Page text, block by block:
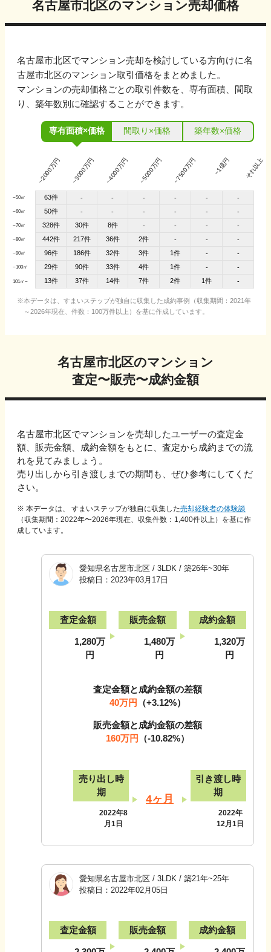
名古屋市北区のマンション売却価格
名古屋市北区でマンション売却を検討している方向けに名
古屋市北区のマンション取引価格をまとめました。
マンションの売却価格ごとの取引件数を、専有面積、間取
り、築年数別に確認することができます。
専有面積×価格 間取り×価格 築年数×価格
~50㎡
~60㎡
~70㎡
~80㎡
~90㎡
~100㎡
101㎡~
~2000万円 ~3000万円 ~4000万円 ~5000万円 ~7500万円 ~1億円 それ以上
63件 - - - - -
-
50件
- - - - -
-
328件
30件 8件 - - -
-
442件
217件 36件 2件 - -
-
96件
186件 32件 3件 1件 -
-
29件
90件 33件 4件 1件 -
-
13件
37件 14件 7件 2件 1件 -
本データは、すまいステップが独自に収集した成約事例（収集期間：2021年
～2026年現在、件数：100万件以上）を基に作成しています。
名古屋市北区のマンション
査定〜販売〜成約金額
名古屋市北区でマンションを売却したユーザーの査定金
額、販売金額、成約金額をもとに、 査定から成約までの流
れを見てみましょう。
売り出しから引き渡しまでの期間も、ぜひ参考にしてくだ
さい。
※ 本データは、 すまいステップが独自に収集した売却経験者の体験談
（収集期間：2022年〜2026年現在、収集件数： 1,400件以上）を基に作
成しています。
愛知県名古屋市北区 / 3LDK / 築26年~30年
投稿日： 2023年03月17日
査定金額
1,280万
円
販売金額
1,480万
円
成約金額
1,320万
円
査定金額と成約金額の差額
40万円
（+3.12%）
販売金額と成約金額の差額
160万円
（-10.82%）
売り出し時
期
2022年8
月1日
4ヶ月
引き渡し時
期
2022年
12月1日
愛知県名古屋市北区 / 3LDK / 築21年~25年
投稿日： 2022年02月05日
査定金額 販売金額 成約金額